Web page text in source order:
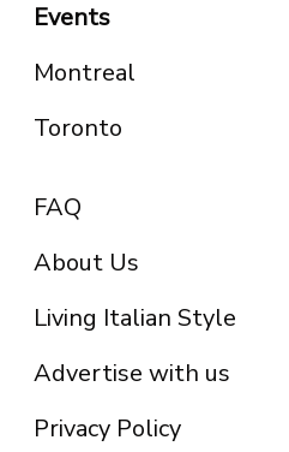
Events
Montreal
Toronto
FAQ
About Us
Living Italian Style
Advertise with us
Privacy Policy